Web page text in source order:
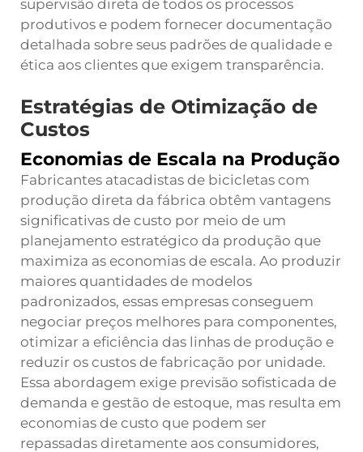
supervisão direta de todos os processos
produtivos e podem fornecer documentação
detalhada sobre seus padrões de qualidade e
ética aos clientes que exigem transparência.
Estratégias de Otimização de
Custos
Economias de Escala na Produção
Fabricantes atacadistas de bicicletas com
produção direta da fábrica obtêm vantagens
significativas de custo por meio de um
planejamento estratégico da produção que
maximiza as economias de escala. Ao produzir
maiores quantidades de modelos
padronizados, essas empresas conseguem
negociar preços melhores para componentes,
otimizar a eficiência das linhas de produção e
reduzir os custos de fabricação por unidade.
Essa abordagem exige previsão sofisticada de
demanda e gestão de estoque, mas resulta em
economias de custo que podem ser
repassadas diretamente aos consumidores,